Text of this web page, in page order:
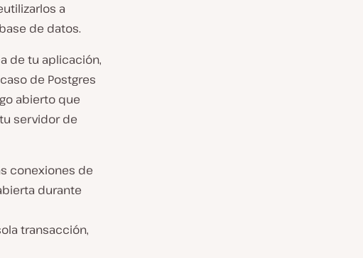
a
de datos.
de tu aplicación,
de Postgres
abierto que
servidor de
conexiones de
durante
transacción,